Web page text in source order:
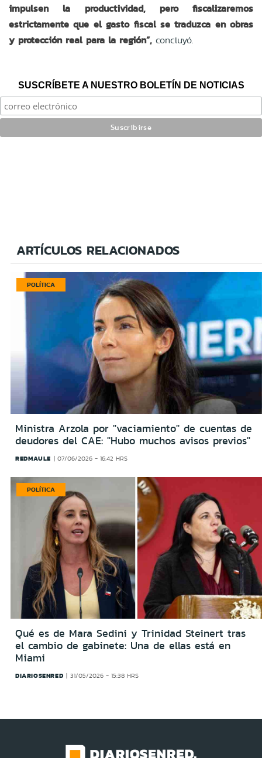
impulsen la productividad, pero fiscalizaremos
estrictamente que el gasto fiscal se traduzca en obras
y protección real para la región”, concluyó.
SUSCRÍBETE A NUESTRO BOLETÍN DE NOTICIAS
ARTÍCULOS RELACIONADOS
POLÍTICA
Ministra Arzola por ''vaciamiento'' de cuentas de
deudores del CAE: ''Hubo muchos avisos previos''
REDMAULE 07/06/2026 - 16:42 HRS
POLÍTICA
Qué es de Mara Sedini y Trinidad Steinert tras
el cambio de gabinete: Una de ellas está en
Miami
DIARIOSENRED 31/05/2026 - 15:38 HRS